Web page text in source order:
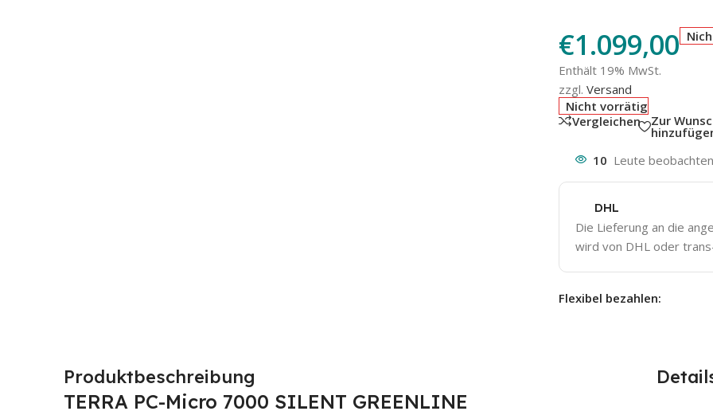
€1.099,00
Enthält 19% MwSt.
zzgl. Versand
Nicht vorrätig
Vergleichen
Zur
10 Leute
DHL
Die Lieferung an die
wird von DHL oder
Flexibel bezahlen:
Produktbeschreibung
TERRA PC-Micro 7000 SILENT GREENLINE